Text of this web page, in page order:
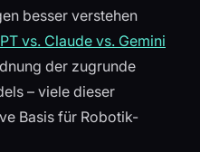
besser verstehen
vs. Claude vs. Gemini
der zugrunde
– viele dieser
Basis für Robotik-